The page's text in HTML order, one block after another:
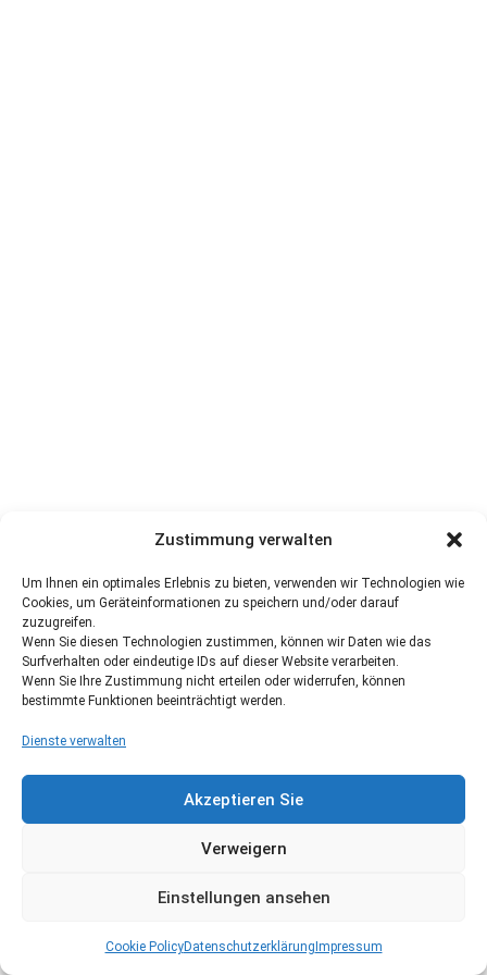
Zustimmung verwalten
Um Ihnen ein optimales Erlebnis zu bieten, verwenden wir Technologien wie
Cookies, um Geräteinformationen zu speichern und/oder darauf
zuzugreifen.
Wenn Sie diesen Technologien zustimmen, können wir Daten wie das
Surfverhalten oder eindeutige IDs auf dieser Website verarbeiten.
Wenn Sie Ihre Zustimmung nicht erteilen oder widerrufen, können
bestimmte Funktionen beeinträchtigt werden.
Dienste verwalten
Akzeptieren Sie
Verweigern
Einstellungen ansehen
Cookie PolicyDatenschutzerklärung Impressum